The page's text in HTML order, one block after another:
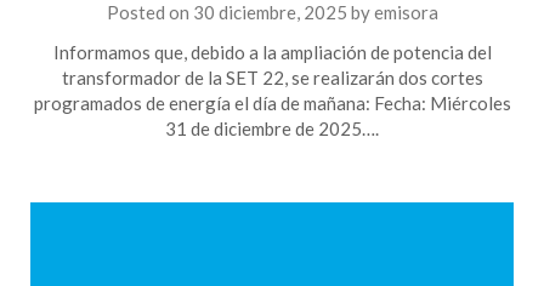
Posted on 30 diciembre, 2025 byemisora
Informamos que, debido a la ampliación de potencia del
transformador de la SET 22, se realizarán dos cortes
programados de energía el día de mañana: Fecha: Miércoles
31 de diciembre de 2025….